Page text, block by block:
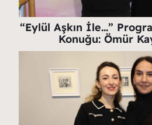
“Eylül Aşkın İle…”
Konuğu: Ömür